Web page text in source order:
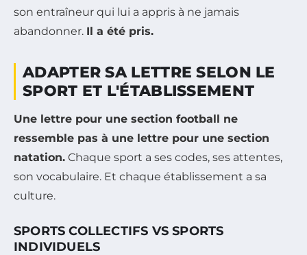
son entraîneur qui lui a appris à ne jamais
abandonner. Il a été pris.
ADAPTER SA LETTRE SELON LE
SPORT ET L'ÉTABLISSEMENT
Une lettre pour une section football ne
ressemble pas à une lettre pour une section
natation. Chaque sport a ses codes, ses attentes,
son vocabulaire. Et chaque établissement a sa
culture.
SPORTS COLLECTIFS VS SPORTS
INDIVIDUELS